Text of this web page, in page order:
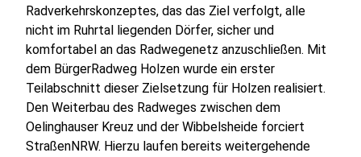
Radverkehrskonzeptes, das das Ziel verfolgt, alle
nicht im Ruhrtal liegenden Dörfer, sicher und
komfortabel an das Radwegenetz anzuschließen. Mit
dem BürgerRadweg Holzen wurde ein erster
Teilabschnitt dieser Zielsetzung für Holzen realisiert.
Den Weiterbau des Radweges zwischen dem
Oelinghauser Kreuz und der Wibbelsheide forciert
StraßenNRW. Hierzu laufen bereits weitergehende